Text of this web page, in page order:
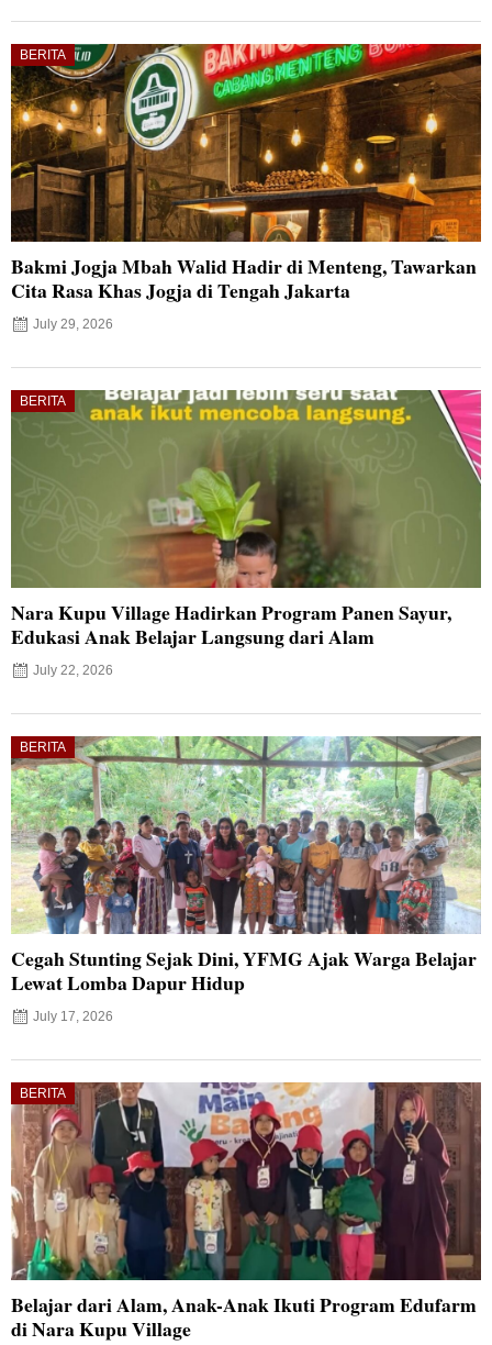
BERITA
Bakmi Jogja Mbah Walid Hadir di Menteng, Tawarkan
Cita Rasa Khas Jogja di Tengah Jakarta
July 29, 2026
BERITA
Nara Kupu Village Hadirkan Program Panen Sayur,
Edukasi Anak Belajar Langsung dari Alam
July 22, 2026
BERITA
Cegah Stunting Sejak Dini, YFMG Ajak Warga Belajar
Lewat Lomba Dapur Hidup
July 17, 2026
BERITA
Belajar dari Alam, Anak-Anak Ikuti Program Edufarm
di Nara Kupu Village